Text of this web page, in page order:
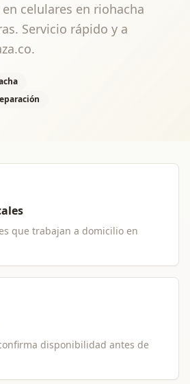
celulares en riohacha
Servicio rápido y a
que trabajan a domicilio en
disponibilidad antes de